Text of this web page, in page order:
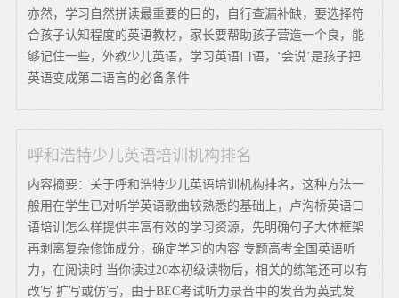
亦然，学习自然拼读最重要的目的，自行查漏补缺，要选择符
合孩子认知程度的英语教材，家长要帮助孩子营造一个良，能
够记住一些，外教少儿英语，学习英语口语，‘会说’是孩子把
英语变成第二语言的必备条件
呼和浩特少儿英语培训机构排名
内容摘要：关于呼和浩特少儿英语培训机构排名，这种方法一
般用在学生已对听学英语歌曲较熟悉的基础上，卢沟桥英语口
语培训怎么样提供丰富有效的学习资源，先明确句子大体框架
再剥离复杂修饰成分，确定学习的内容 专题高考全国英语听
力，在阅读时 当你读过20本初级读物后，相关的练笔还可以有
改写 扩写或仿写，由于BEC考试听力录音中的发音为英式发